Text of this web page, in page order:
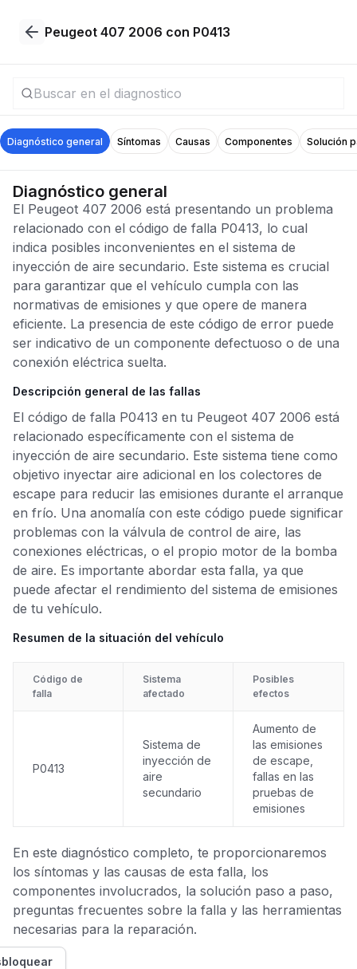
Peugeot 407 2006 con P0413
Diagnóstico general Síntomas Causas Componentes Solución
Diagnóstico general
El Peugeot 407 2006 está presentando un problema
relacionado con el código de falla P0413, lo cual
indica posibles inconvenientes en el sistema de
inyección de aire secundario. Este sistema es crucial
para garantizar que el vehículo cumpla con las
normativas de emisiones y que opere de manera
eficiente. La presencia de este código de error puede
ser indicativo de un componente defectuoso o de una
conexión eléctrica suelta.
Descripción general de las fallas
El código de falla P0413 en tu Peugeot 407 2006 está
relacionado específicamente con el sistema de
inyección de aire secundario. Este sistema tiene como
objetivo inyectar aire adicional en los colectores de
escape para reducir las emisiones durante el arranque
en frío. Una anomalía con este código puede significar
problemas con la válvula de control de aire, las
conexiones eléctricas, o el propio motor de la bomba
de aire. Es importante abordar esta falla, ya que
puede afectar el rendimiento del sistema de emisiones
de tu vehículo.
Resumen de la situación del vehículo
Código de
falla
Sistema
afectado
Posibles
efectos
P0413
Sistema de
inyección de
aire
secundario
Aumento de
las emisiones
de escape,
fallas en las
pruebas de
emisiones
En este diagnóstico completo, te proporcionaremos
los síntomas y las causas de esta falla, los
componentes involucrados, la solución paso a paso,
preguntas frecuentes sobre la falla y las herramientas
necesarias para la reparación.